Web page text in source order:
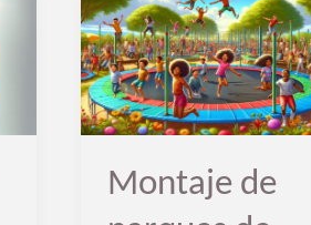
Montaje de
Montaje
de
parques
de
de